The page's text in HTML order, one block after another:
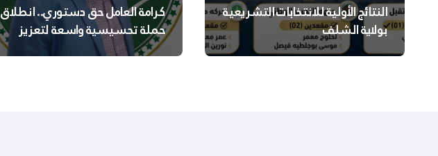
النتائج الأولية للانتخابات التشريعية
بولاية الشلف
كرامة العامل حق دستوري.. انطلاق
حملة تحسيسية واسعة لتعزيز
السلامة الجسدية والنفسية